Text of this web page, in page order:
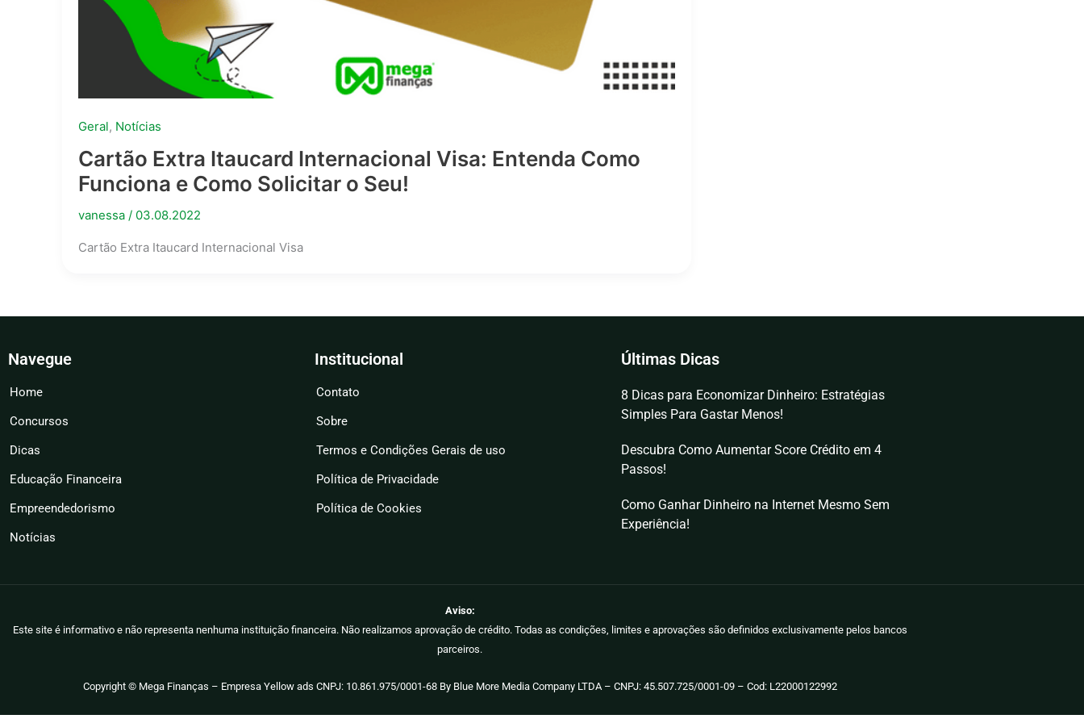
Geral, Notícias
Cartão Extra Itaucard Internacional Visa: Entenda Como
Funciona e Como Solicitar o Seu!
vanessa / 03.08.2022
Cartão Extra Itaucard Internacional Visa
Navegue
Home
Concursos
Dicas
Educação Financeira
Empreendedorismo
Notícias
Institucional
Contato
Sobre
Termos e Condições Gerais de uso
Política de Privacidade
Política de Cookies
Últimas Dicas
8 Dicas para Economizar Dinheiro: Estratégias
Simples Para Gastar Menos!
Descubra Como Aumentar Score Crédito em 4
Passos!
Como Ganhar Dinheiro na Internet Mesmo Sem
Experiência!
Aviso:
Este site é informativo e não representa nenhuma instituição financeira. Não realizamos aprovação de crédito. Todas as condições, limites e aprovações são definidos exclusivamente pelos bancos
parceiros.
Copyright © Mega Finanças – Empresa Yellow ads CNPJ: 10.861.975/0001-68 By Blue More Media Company LTDA – CNPJ: 45.507.725/0001-09 – Cod: L22000122992